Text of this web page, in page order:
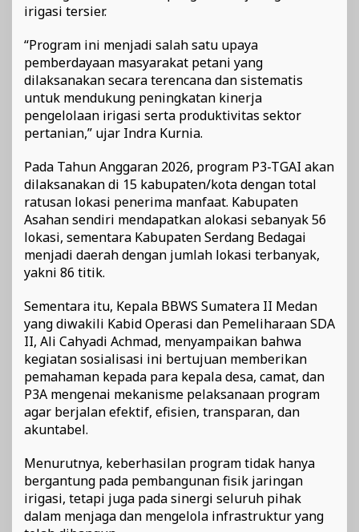
irigasi tersier.
“Program ini menjadi salah satu upaya
pemberdayaan masyarakat petani yang
dilaksanakan secara terencana dan sistematis
untuk mendukung peningkatan kinerja
pengelolaan irigasi serta produktivitas sektor
pertanian,” ujar Indra Kurnia.
Pada Tahun Anggaran 2026, program P3-TGAI akan
dilaksanakan di 15 kabupaten/kota dengan total
ratusan lokasi penerima manfaat. Kabupaten
Asahan sendiri mendapatkan alokasi sebanyak 56
lokasi, sementara Kabupaten Serdang Bedagai
menjadi daerah dengan jumlah lokasi terbanyak,
yakni 86 titik.
Sementara itu, Kepala BBWS Sumatera II Medan
yang diwakili Kabid Operasi dan Pemeliharaan SDA
II, Ali Cahyadi Achmad, menyampaikan bahwa
kegiatan sosialisasi ini bertujuan memberikan
pemahaman kepada para kepala desa, camat, dan
P3A mengenai mekanisme pelaksanaan program
agar berjalan efektif, efisien, transparan, dan
akuntabel.
Menurutnya, keberhasilan program tidak hanya
bergantung pada pembangunan fisik jaringan
irigasi, tetapi juga pada sinergi seluruh pihak
dalam menjaga dan mengelola infrastruktur yang